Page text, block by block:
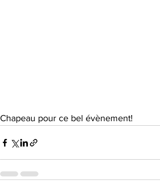
Chapeau pour ce bel évènement!